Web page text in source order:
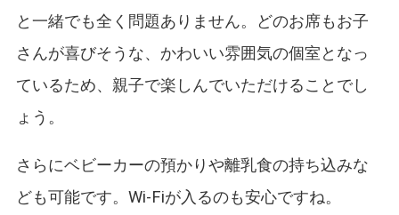
と一緒でも全く問題ありません。どのお席もお子
さんが喜びそうな、かわいい雰囲気の個室となっ
ているため、親子で楽しんでいただけることでし
ょう。
さらにベビーカーの預かりや離乳食の持ち込みな
ども可能です。Wi-Fiが入るのも安心ですね。